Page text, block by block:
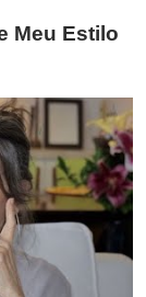
Meu Estilo